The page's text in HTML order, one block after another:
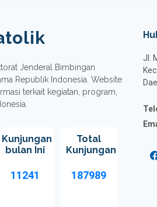
Jenderal Bimbingan
Republik Indonesia. Website
terkait kegiatan, program,
Kunjungan
bulan Ini
11241
Total
Kunjungan
187989
Jl.